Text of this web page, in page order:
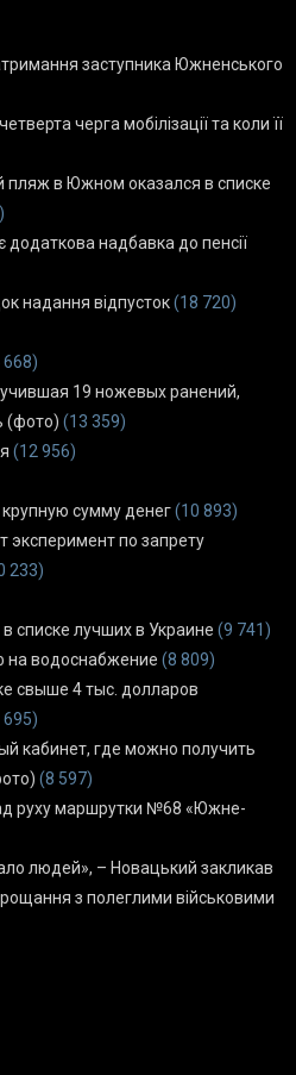
заступника Южненського
черга мобілізації та коли її
пляж в Южном оказался в списке
додаткова надбавка до пенсії
надання відпусток(18 720)
668)
19 ножевых ранений,
(фото) (13 359)
(12 956)
сумму денег(10 893)
по запрету
233)
списке лучших в Украине (9 741)
водоснабжение (8 809)
свыше 4 тыс. долларов
695)
кабинет, где можно получить
(8 597)
руху маршрутки №68 «Южне-
людей», – Новацький закликав
з полеглими військовими